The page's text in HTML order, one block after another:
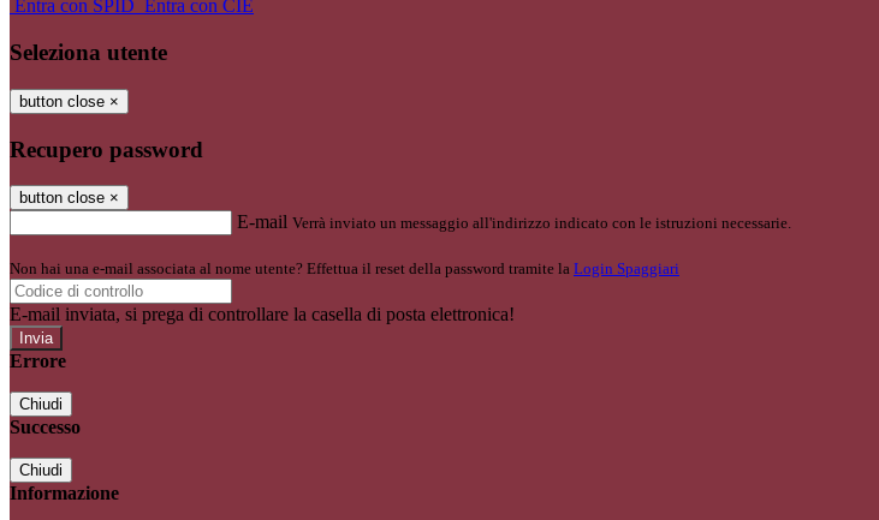
Entra con SPID Entra con CIE
Seleziona utente
button close ×
Recupero password
button close ×
E-mail Verrà inviato un messaggio all'indirizzo indicato con le istruzioni necessarie.
Non hai una e-mail associata al nome utente? Effettua il reset della password tramite la Login Spaggiari
E-mail inviata, si prega di controllare la casella di posta elettronica!
Errore
Chiudi
Successo
Chiudi
Informazione